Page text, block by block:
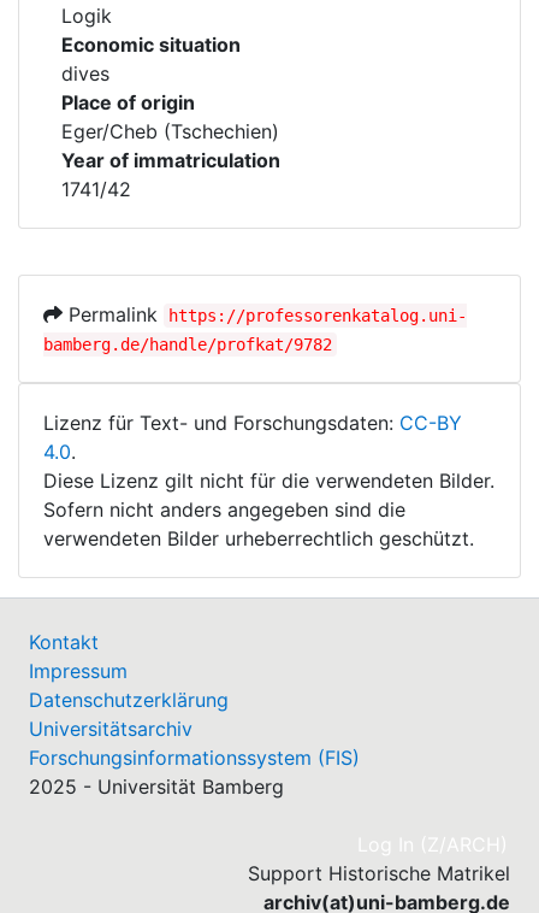
Logik
Economic situation
dives
Place of origin
Eger/Cheb (Tschechien)
Year of immatriculation
1741/42
Permalink
https://professorenkatalog.uni-
bamberg.de/handle/profkat/9782
Lizenz für Text- und Forschungsdaten: CC-BY
4.0.
Diese Lizenz gilt nicht für die verwendeten Bilder.
Sofern nicht anders angegeben sind die
verwendeten Bilder urheberrechtlich geschützt.
Kontakt
Impressum
Datenschutzerklärung
Universitätsarchiv
Forschungsinformationssystem (FIS)
2025 - Universität Bamberg
Log In (Z/ARCH)
Support Historische Matrikel
archiv(at)uni-bamberg.de